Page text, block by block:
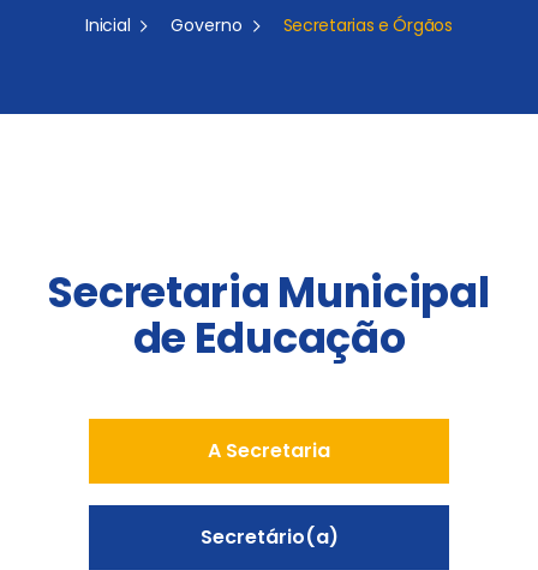
Inicial Governo Secretarias e Órgãos
Secretaria Municipal
de Educação
A Secretaria
Secretário(a)